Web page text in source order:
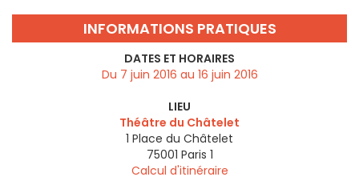
INFORMATIONS PRATIQUES
DATES ET HORAIRES
Du 7 juin 2016 au 16 juin 2016
LIEU
Théâtre du Châtelet
1 Place du Châtelet
75001 Paris 1
Calcul d'itinéraire